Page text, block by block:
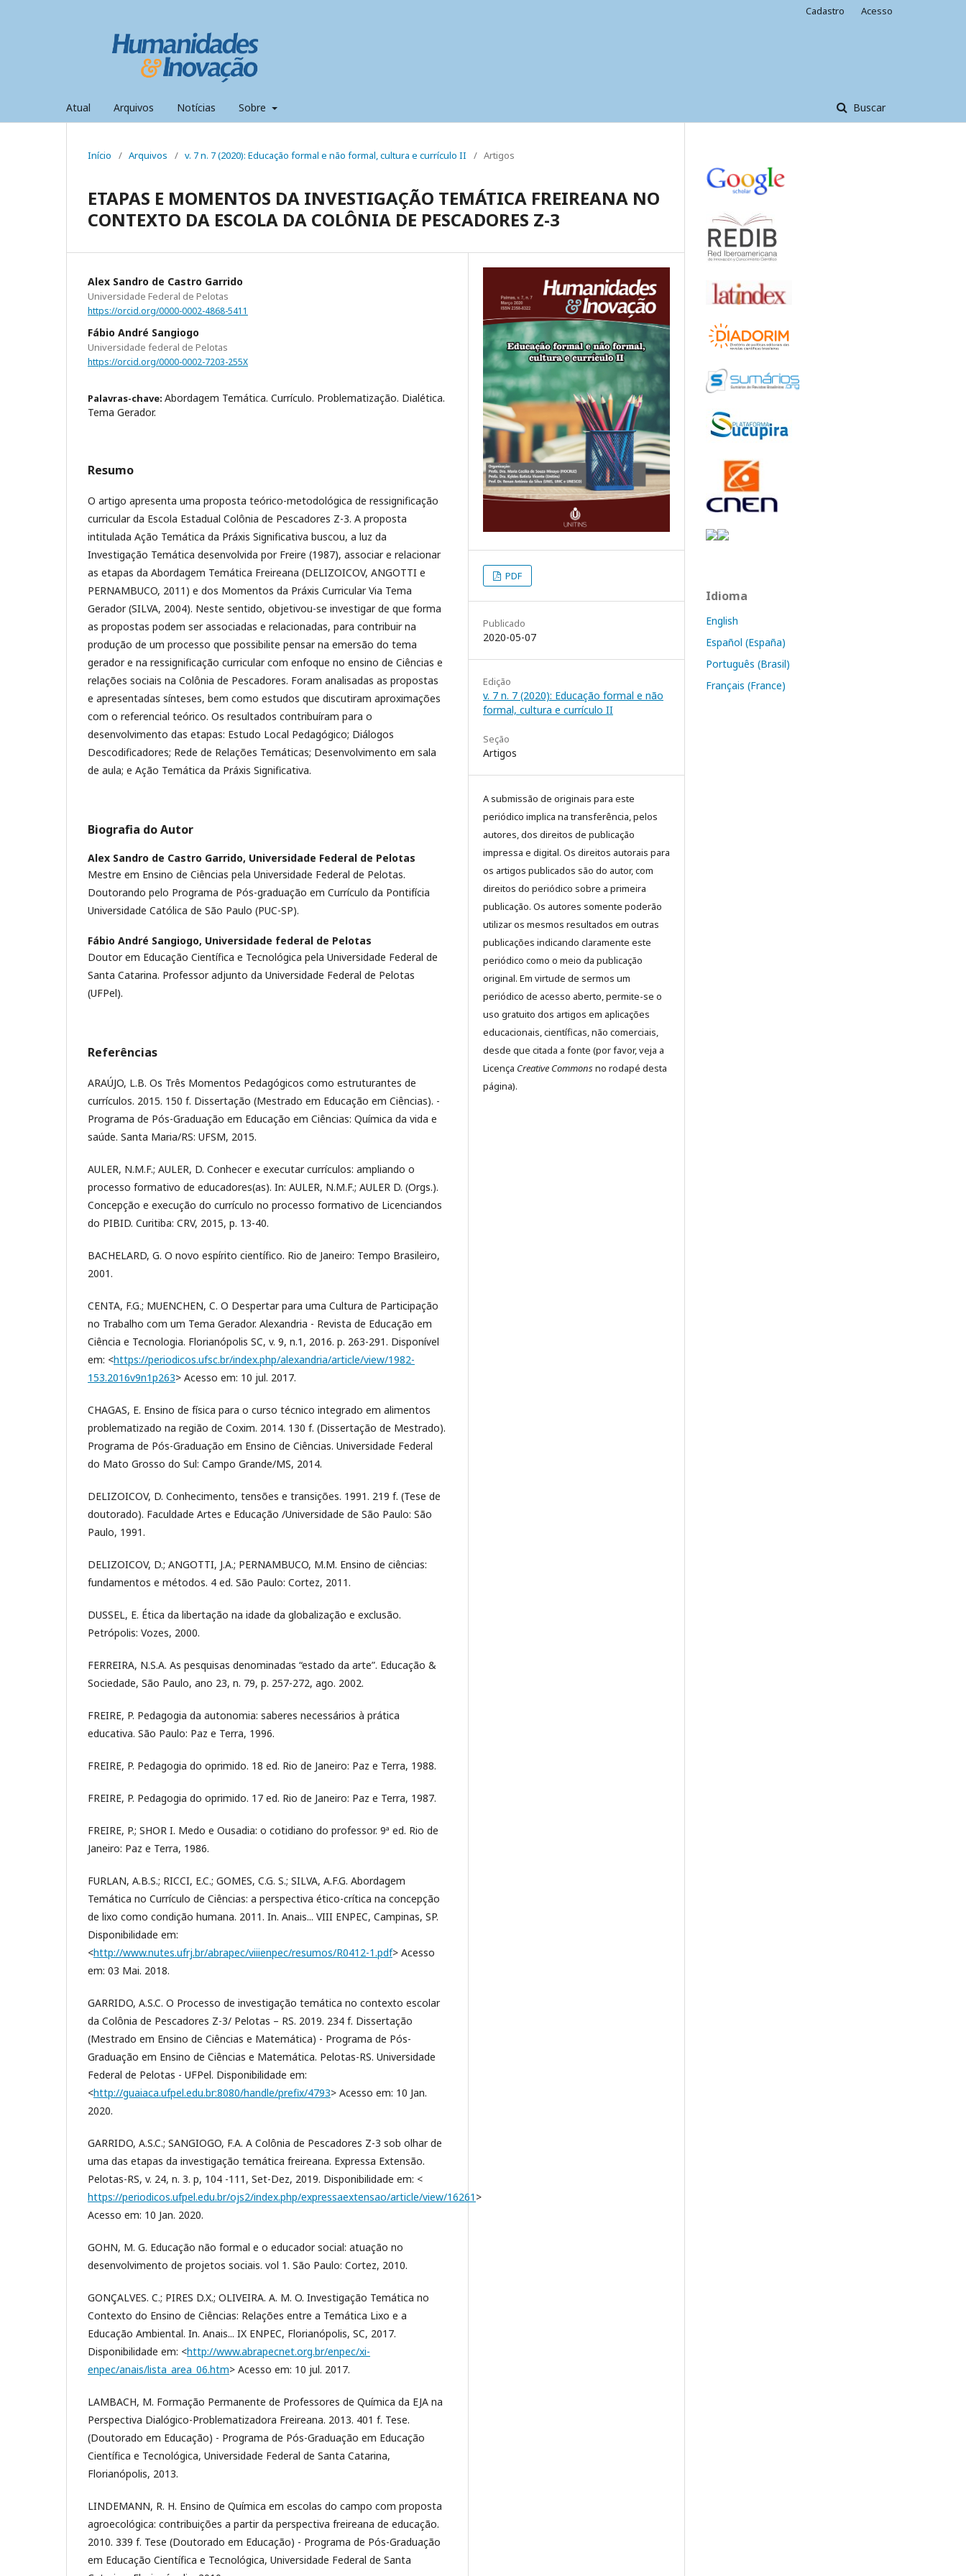
Atual Arquivos Notícias Sobre Buscar
Cadastro Acesso
Início / Arquivos / v. 7 n. 7 (2020): Educação formal e não formal, cultura e currículo II / Artigos
ETAPAS E MOMENTOS DA INVESTIGAÇÃO TEMÁTICA FREIREANA NO
CONTEXTO DA ESCOLA DA COLÔNIA DE PESCADORES Z-3
Alex Sandro de Castro Garrido
Universidade Federal de Pelotas
https://orcid.org/0000-0002-4868-5411
Fábio André Sangiogo
Universidade federal de Pelotas
https://orcid.org/0000-0002-7203-255X
Palavras-chave: Abordagem Temática. Currículo. Problematização. Dialética.
Tema Gerador.
Resumo
O artigo apresenta uma proposta teórico-metodológica de ressignificação
curricular da Escola Estadual Colônia de Pescadores Z-3. A proposta
intitulada Ação Temática da Práxis Significativa buscou, a luz da
Investigação Temática desenvolvida por Freire (1987), associar e relacionar
as etapas da Abordagem Temática Freireana (DELIZOICOV, ANGOTTI e
PERNAMBUCO, 2011) e dos Momentos da Práxis Curricular Via Tema
Gerador (SILVA, 2004). Neste sentido, objetivou-se investigar de que forma
as propostas podem ser associadas e relacionadas, para contribuir na
produção de um processo que possibilite pensar na emersão do tema
gerador e na ressignificação curricular com enfoque no ensino de Ciências e
relações sociais na Colônia de Pescadores. Foram analisadas as propostas
e apresentadas sínteses, bem como estudos que discutiram aproximações
com o referencial teórico. Os resultados contribuíram para o
desenvolvimento das etapas: Estudo Local Pedagógico; Diálogos
Descodificadores; Rede de Relações Temáticas; Desenvolvimento em sala
de aula; e Ação Temática da Práxis Significativa.
Biografia do Autor
Alex Sandro de Castro Garrido, Universidade Federal de Pelotas
Mestre em Ensino de Ciências pela Universidade Federal de Pelotas.
Doutorando pelo Programa de Pós-graduação em Currículo da Pontifícia
Universidade Católica de São Paulo (PUC-SP).
Fábio André Sangiogo, Universidade federal de Pelotas
Doutor em Educação Científica e Tecnológica pela Universidade Federal de
Santa Catarina. Professor adjunto da Universidade Federal de Pelotas
(UFPel).
Referências
ARAÚJO, L.B. Os Três Momentos Pedagógicos como estruturantes de
currículos. 2015. 150 f. Dissertação (Mestrado em Educação em Ciências). -
Programa de Pós-Graduação em Educação em Ciências: Química da vida e
saúde. Santa Maria/RS: UFSM, 2015.
AULER, N.M.F.; AULER, D. Conhecer e executar currículos: ampliando o
processo formativo de educadores(as). In: AULER, N.M.F.; AULER D. (Orgs.).
Concepção e execução do currículo no processo formativo de Licenciandos
do PIBID. Curitiba: CRV, 2015, p. 13-40.
BACHELARD, G. O novo espírito científico. Rio de Janeiro: Tempo Brasileiro,
2001.
CENTA, F.G.; MUENCHEN, C. O Despertar para uma Cultura de Participação
no Trabalho com um Tema Gerador. Alexandria - Revista de Educação em
Ciência e Tecnologia. Florianópolis SC, v. 9, n.1, 2016. p. 263-291. Disponível
em: <https://periodicos.ufsc.br/index.php/alexandria/article/view/1982-
153.2016v9n1p263> Acesso em: 10 jul. 2017.
CHAGAS, E. Ensino de física para o curso técnico integrado em alimentos
problematizado na região de Coxim. 2014. 130 f. (Dissertação de Mestrado).
Programa de Pós-Graduação em Ensino de Ciências. Universidade Federal
do Mato Grosso do Sul: Campo Grande/MS, 2014.
DELIZOICOV, D. Conhecimento, tensões e transições. 1991. 219 f. (Tese de
doutorado). Faculdade Artes e Educação /Universidade de São Paulo: São
Paulo, 1991.
DELIZOICOV, D.; ANGOTTI, J.A.; PERNAMBUCO, M.M. Ensino de ciências:
fundamentos e métodos. 4 ed. São Paulo: Cortez, 2011.
DUSSEL, E. Ética da libertação na idade da globalização e exclusão.
Petrópolis: Vozes, 2000.
FERREIRA, N.S.A. As pesquisas denominadas “estado da arte”. Educação &
Sociedade, São Paulo, ano 23, n. 79, p. 257-272, ago. 2002.
FREIRE, P. Pedagogia da autonomia: saberes necessários à prática
educativa. São Paulo: Paz e Terra, 1996.
FREIRE, P. Pedagogia do oprimido. 18 ed. Rio de Janeiro: Paz e Terra, 1988.
FREIRE, P. Pedagogia do oprimido. 17 ed. Rio de Janeiro: Paz e Terra, 1987.
FREIRE, P.; SHOR I. Medo e Ousadia: o cotidiano do professor. 9ª ed. Rio de
Janeiro: Paz e Terra, 1986.
FURLAN, A.B.S.; RICCI, E.C.; GOMES, C.G. S.; SILVA, A.F.G. Abordagem
Temática no Currículo de Ciências: a perspectiva ético-crítica na concepção
de lixo como condição humana. 2011. In. Anais... VIII ENPEC, Campinas, SP.
Disponibilidade em:
<http://www.nutes.ufrj.br/abrapec/viiienpec/resumos/R0412-1.pdf> Acesso
em: 03 Mai. 2018.
GARRIDO, A.S.C. O Processo de investigação temática no contexto escolar
da Colônia de Pescadores Z-3/ Pelotas – RS. 2019. 234 f. Dissertação
(Mestrado em Ensino de Ciências e Matemática) - Programa de Pós-
Graduação em Ensino de Ciências e Matemática. Pelotas-RS. Universidade
Federal de Pelotas - UFPel. Disponibilidade em:
<http://guaiaca.ufpel.edu.br:8080/handle/prefix/4793> Acesso em: 10 Jan.
2020.
GARRIDO, A.S.C.; SANGIOGO, F.A. A Colônia de Pescadores Z-3 sob olhar de
uma das etapas da investigação temática freireana. Expressa Extensão.
Pelotas-RS, v. 24, n. 3. p, 104 -111, Set-Dez, 2019. Disponibilidade em: <
https://periodicos.ufpel.edu.br/ojs2/index.php/expressaextensao/article/view/16261 >
Acesso em: 10 Jan. 2020.
GOHN, M. G. Educação não formal e o educador social: atuação no
desenvolvimento de projetos sociais. vol 1. São Paulo: Cortez, 2010.
GONÇALVES. C.; PIRES D.X.; OLIVEIRA. A. M. O. Investigação Temática no
Contexto do Ensino de Ciências: Relações entre a Temática Lixo e a
Educação Ambiental. In. Anais... IX ENPEC, Florianópolis, SC, 2017.
Disponibilidade em: <http://www.abrapecnet.org.br/enpec/xi-
enpec/anais/lista_area_06.htm> Acesso em: 10 jul. 2017.
LAMBACH, M. Formação Permanente de Professores de Química da EJA na
Perspectiva Dialógico-Problematizadora Freireana. 2013. 401 f. Tese.
(Doutorado em Educação) - Programa de Pós-Graduação em Educação
Científica e Tecnológica, Universidade Federal de Santa Catarina,
Florianópolis, 2013.
LINDEMANN, R. H. Ensino de Química em escolas do campo com proposta
agroecológica: contribuições a partir da perspectiva freireana de educação.
2010. 339 f. Tese (Doutorado em Educação) - Programa de Pós-Graduação
em Educação Científica e Tecnológica, Universidade Federal de Santa
PDF
Publicado
2020-05-07
Edição
v. 7 n. 7 (2020): Educação formal e não
formal, cultura e currículo II
Seção
Artigos
A submissão de originais para este
periódico implica na transferência, pelos
autores, dos direitos de publicação
impressa e digital. Os direitos autorais para
os artigos publicados são do autor, com
direitos do periódico sobre a primeira
publicação. Os autores somente poderão
utilizar os mesmos resultados em outras
publicações indicando claramente este
periódico como o meio da publicação
original. Em virtude de sermos um
periódico de acesso aberto, permite-se o
uso gratuito dos artigos em aplicações
educacionais, científicas, não comerciais,
desde que citada a fonte (por favor, veja a
Licença Creative Commonsno rodapé desta
página).
Idioma
English
Español (España)
Português (Brasil)
Français (France)